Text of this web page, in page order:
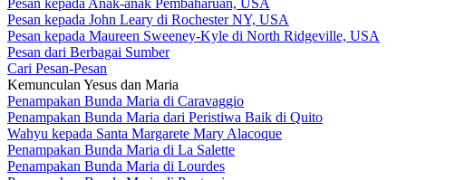
Pesan kepada John Leary di Rochester NY, USA
Pesan kepada Maureen Sweeney-Kyle di North Ridgeville, USA
Pesan dari Berbagai Sumber
Cari Pesan-Pesan
Kemunculan Yesus dan Maria
Penampakan Bunda Maria di Caravaggio
Penampakan Bunda Maria dari Peristiwa Baik di Quito
Wahyu kepada Santa Margarete Mary Alacoque
Penampakan Bunda Maria di La Salette
Penampakan Bunda Maria di Lourdes